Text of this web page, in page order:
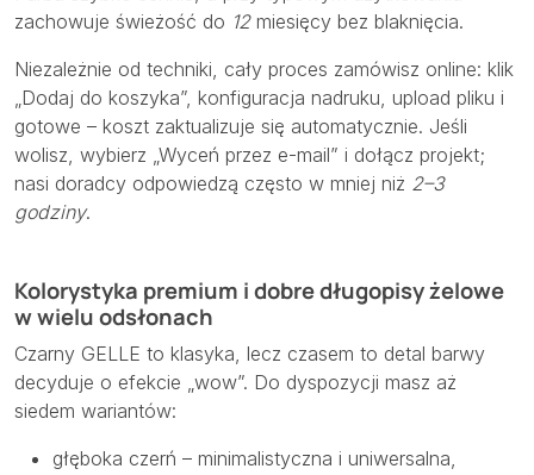
zachowuje świeżość do 12miesięcy bez blaknięcia.
Niezależnie od techniki, cały proces zamówisz online: klik
„Dodaj do koszyka”, konfiguracja nadruku, upload pliku i
gotowe – koszt zaktualizuje się automatycznie. Jeśli
wolisz, wybierz „Wyceń przez e-mail” i dołącz projekt;
nasi doradcy odpowiedzą często w mniej niż 2–3
godziny.
Kolorystyka premium i dobre długopisy żelowe
w wielu odsłonach
Czarny GELLE to klasyka, lecz czasem to detal barwy
decyduje o efekcie „wow”. Do dyspozycji masz aż
siedem wariantów:
głęboka czerń – minimalistyczna i uniwersalna,